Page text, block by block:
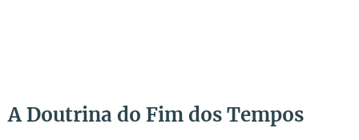
A Doutrina do Fim dos Tempos